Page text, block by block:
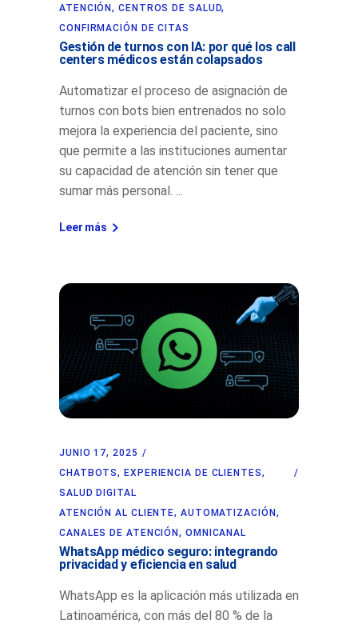
ATENCIÓN,CENTROS DE SALUD,
CONFIRMACIÓN DE CITAS
Gestión de turnos con IA: por qué los call
centers médicos están colapsados
Automatizar el proceso de asignación de
turnos con bots bien entrenados no solo
mejora la experiencia del paciente, sino
que permite a las instituciones aumentar
su capacidad de atención sin tener que
sumar más personal.
Leer más
JUNIO 17, 2025
CHATBOTS,EXPERIENCIA DE CLIENTES,
SALUD DIGITAL
ATENCIÓN AL CLIENTE, AUTOMATIZACIÓN,
CANALES DE ATENCIÓN, OMNICANAL
WhatsApp médico seguro: integrando
privacidad y eficiencia en salud
WhatsApp es la aplicación más utilizada en
Latinoamérica, con más del 80 % de la